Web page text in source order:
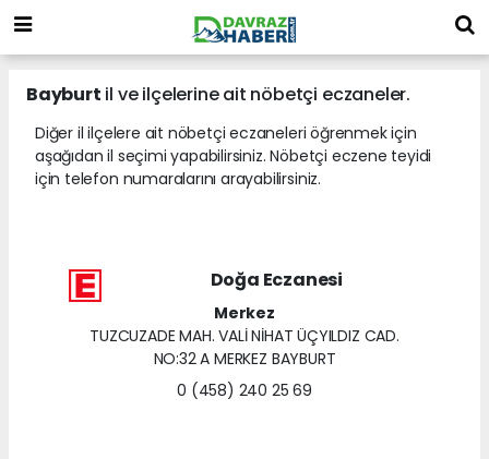
Bayburt il ve ilçelerine ait nöbetçi eczaneler.
Diğer il ilçelere ait nöbetçi eczaneleri öğrenmek için
aşağıdan il seçimi yapabilirsiniz. Nöbetçi eczene teyidi
için telefon numaralarını arayabilirsiniz.
Doğa Eczanesi
Merkez
TUZCUZADE MAH. VALİ NİHAT ÜÇYILDIZ CAD.
NO:32 A MERKEZ BAYBURT
0 (458) 240 25 69